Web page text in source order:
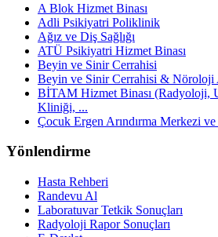
A Blok Hizmet Binası
Adli Psikiyatri Poliklinik
Ağız ve Diş Sağlığı
ATÜ Psikiyatri Hizmet Binası
Beyin ve Sinir Cerrahisi
Beyin ve Sinir Cerrahisi & Nöroloji
BİTAM Hizmet Binası (Radyoloji,
Kliniği, ...
Çocuk Ergen Arındırma Merkezi
Yönlendirme
Hasta Rehberi
Randevu Al
Laboratuvar Tetkik Sonuçları
Radyoloji Rapor Sonuçları